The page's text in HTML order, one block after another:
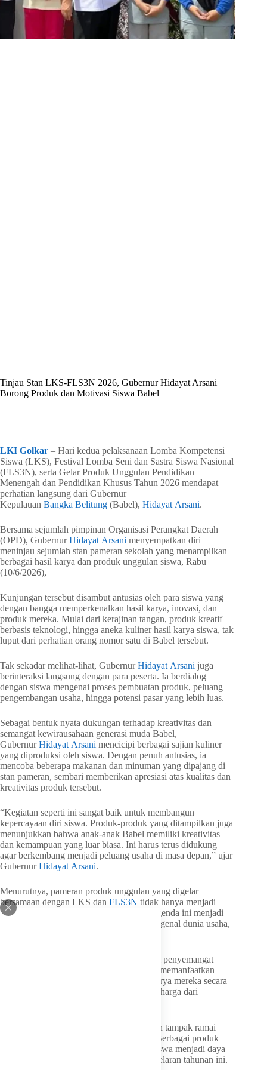
Tinjau Stan LKS-FLS3N 2026, Gubernur Hidayat Arsani
Borong Produk dan Motivasi Siswa Babel
LKI Golkar – Hari kedua pelaksanaan Lomba Kompetensi
Siswa (LKS), Festival Lomba Seni dan Sastra Siswa Nasional
(FLS3N), serta Gelar Produk Unggulan Pendidikan
Menengah dan Pendidikan Khusus Tahun 2026 mendapat
perhatian langsung dari Gubernur
Kepulauan Bangka Belitung (Babel), Hidayat Arsani.
Bersama sejumlah pimpinan Organisasi Perangkat Daerah
(OPD), GubernurHidayat Arsani menyempatkan diri
meninjau sejumlah stan pameran sekolah yang menampilkan
berbagai hasil karya dan produk unggulan siswa, Rabu
(10/6/2026),
Kunjungan tersebut disambut antusias oleh para siswa yang
dengan bangga memperkenalkan hasil karya, inovasi, dan
produk mereka. Mulai dari kerajinan tangan, produk kreatif
berbasis teknologi, hingga aneka kuliner hasil karya siswa, tak
luput dari perhatian orang nomor satu di Babel tersebut.
Tak sekadar melihat-lihat, GubernurHidayat Arsani juga
berinteraksi langsung dengan para peserta. Ia berdialog
dengan siswa mengenai proses pembuatan produk, peluang
pengembangan usaha, hingga potensi pasar yang lebih luas.
Sebagai bentuk nyata dukungan terhadap kreativitas dan
semangat kewirausahaan generasi muda Babel,
GubernurHidayat Arsani mencicipi berbagai sajian kuliner
yang diproduksi oleh siswa. Dengan penuh antusias, ia
mencoba beberapa makanan dan minuman yang dipajang di
stan pameran, sembari memberikan apresiasi atas kualitas dan
kreativitas produk tersebut.
“Kegiatan seperti ini sangat baik untuk membangun
kepercayaan diri siswa. Produk-produk yang ditampilkan juga
menunjukkan bahwa anak-anak Babel memiliki kreativitas
dan kemampuan yang luar biasa. Ini harus terus didukung
agar berkembang menjadi peluang usaha di masa depan,” ujar
GubernurHidayat Arsani.
Menurutnya, pameran produk unggulan yang digelar
bersamaan dengan LKS dan FLS3N tidak hanya menjadi
ajang unjuk kemampuan. Lebih dari itu, agenda ini menjadi
sarana pembelajaran bagi siswa untuk mengenal dunia usaha,
Kehadiran Gubernur di setiap stan menjadi penyemangat
tersendiri bagi para peserta. Banyak siswa memanfaatkan
momen ini untuk mempromosikan hasil karya mereka secara
langsung sekaligus menerima masukan berharga dari
Pada hari kedua pelaksanaan, stan pameran tampak ramai
dipadati tamu undangan dan masyarakat. Berbagai produk
kuliner, kerajinan, hingga karya inovatif siswa menjadi daya
tarik tersendiri yang menambah semarak gelaran tahunan ini.